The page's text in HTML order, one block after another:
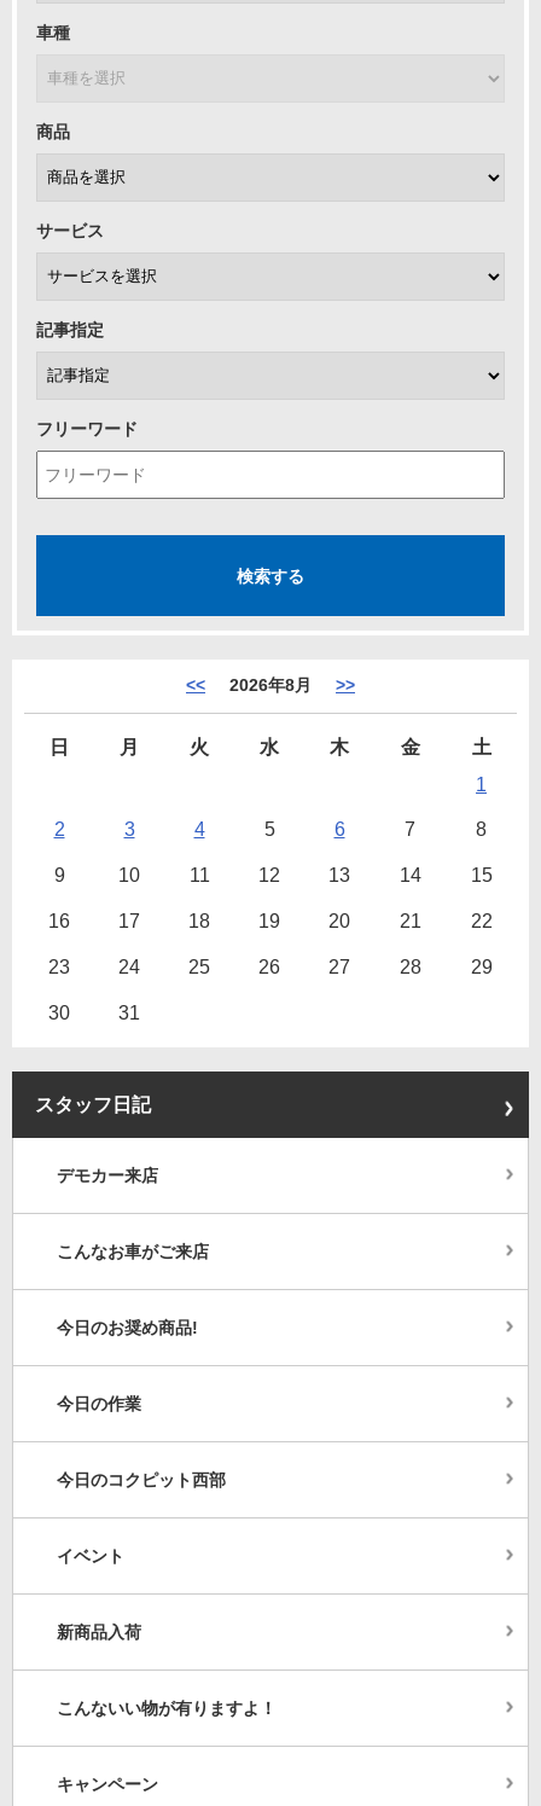
車種
商品
サービス
記事指定
フリーワード
<< 2026年8月 >>
日 月 火 水 木 金
土
1
2 3 4 5 6 7 8
9 10 11 12 13 14 15
16 17 18 19 20 21 22
23 24 25 26 27 28 29
30 31
スタッフ日記
デモカー来店
こんなお車がご来店
今日のお奨め商品!
今日の作業
今日のコクピット西部
イベント
新商品入荷
こんないい物が有りますよ！
キャンペーン